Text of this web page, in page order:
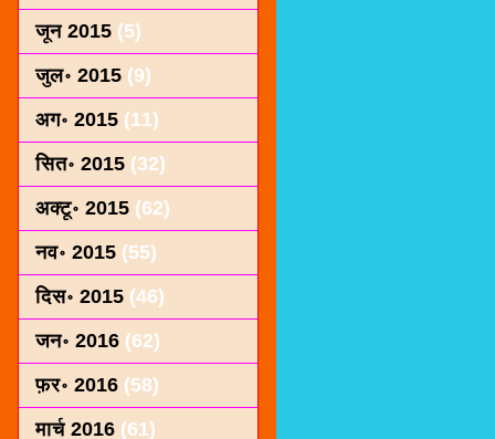
जून 2015 (5)
जुल॰ 2015 (9)
अग॰ 2015 (11)
सित॰ 2015 (32)
अक्टू॰ 2015 (62)
नव॰ 2015 (55)
दिस॰ 2015 (46)
जन॰ 2016 (62)
फ़र॰ 2016 (58)
मार्च 2016 (61)